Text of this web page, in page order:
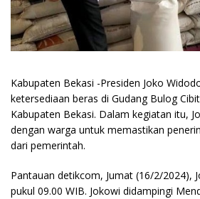
Kabupaten Bekasi -Presiden Joko
ketersediaan beras di Gudang Bulog
Kabupaten Bekasi. Dalam kegiatan itu,
dengan warga untuk memastikan
dari pemerintah.
Pantauan detikcom, Jumat (16/2/2024),
pukul 09.00 WIB. Jokowi didampingi